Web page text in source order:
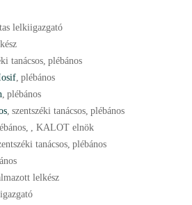
lelkiigazgató
tanácsos, plébános
, plébános
, plébános
, szentszéki tanácsos, plébános
, , KALOT elnök
tanácsos, plébános
lelkész